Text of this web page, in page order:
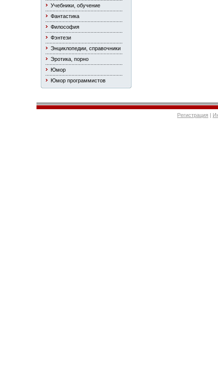
Учебники, обучение
Фантастика
Философия
Фэнтези
Энциклопедии, справочники
Эротика, порно
Юмор
Юмор программистов
Регистрация |